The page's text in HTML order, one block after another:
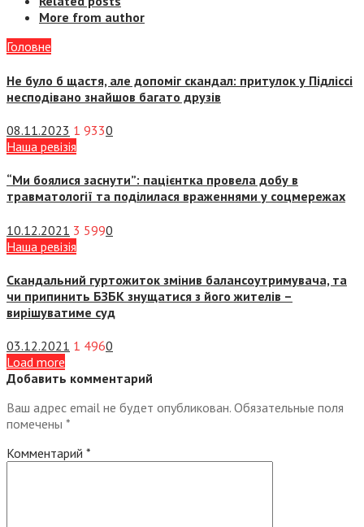
More from author
Головне
Не було б щастя, але допоміг скандал: притулок у Підліссі
несподівано знайшов багато друзів
08.11.2023 1 9330
Наша ревізія
“Ми боялися заснути”: пацієнтка провела добу в
травматології та поділилася враженнями у соцмережах
10.12.2021 3 5990
Наша ревізія
Скандальний гуртожиток змінив балансоутримувача, та
чи припинить БЗБК знущатися з його жителів –
вирішуватиме суд
03.12.2021 1 4960
Load more
Добавить комментарий
Ваш адрес email не будет опубликован. Обязательные поля
помечены *
Комментарий *